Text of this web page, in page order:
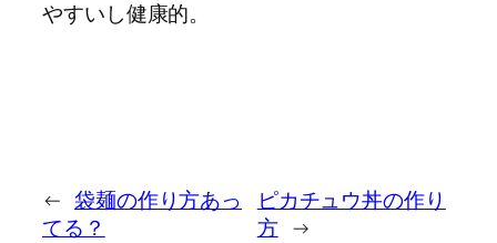
やすいし健康的。
← 袋麺の作り方あっ
てる？
ピカチュウ丼の作り
方 →